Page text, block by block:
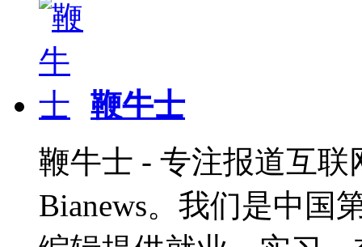
鞭牛士
鞭牛士 - 专注报道互联
Bianews。我们是中国